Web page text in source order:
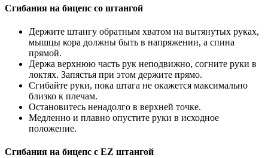
Сгибания на бицепс со штангой
Держите штангу обратным хватом на вытянутых руках,
мышцы кора должны быть в напряжении, а спина
прямой.
Держа верхнюю часть рук неподвижно, согните руки в
локтях. Запястья при этом держите прямо.
Сгибайте руки, пока штага не окажется максимально
близко к плечам.
Остановитесь ненадолго в верхней точке.
Медленно и плавно опустите руки в исходное
положение.
Сгибания на бицепс с EZ штангой